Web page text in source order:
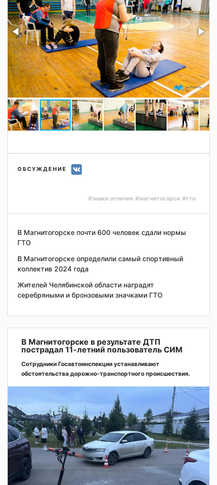
ОБСУЖДЕНИЕ
#знаки отличия #магнитогорск #гто
В Магнитогорске почти 600 человек сдали нормы
ГТО
В Магнитогорске определили самый спортивный
коллектив 2024 года
Жителей Челябинской области наградят
серебряными и бронзовыми значками ГТО
В Магнитогорске в результате ДТП
пострадал 11-летний пользователь СИМ
Сотрудники Госавтоинспекции устанавливают
обстоятельства дорожно-транспортного происшествия.